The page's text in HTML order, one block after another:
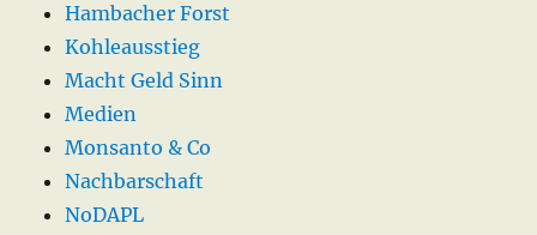
Hambacher Forst
Kohleausstieg
Macht Geld Sinn
Medien
Monsanto & Co
Nachbarschaft
NoDAPL